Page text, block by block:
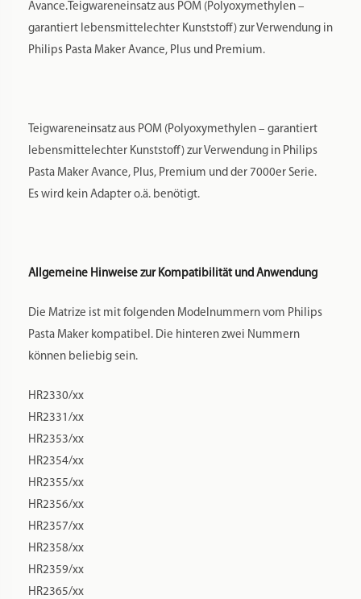
Avance.Teigwareneinsatz aus POM (Polyoxymethylen –
garantiert lebensmittelechter Kunststoff) zur Verwendung in
Philips Pasta Maker Avance, Plus und Premium.
Teigwareneinsatz aus POM (Polyoxymethylen – garantiert
lebensmittelechter Kunststoff) zur Verwendung in Philips
Pasta Maker Avance, Plus, Premium und der 7000er Serie.
Es wird kein Adapter o.ä. benötigt.
Allgemeine Hinweise zur Kompatibilität und Anwendung
Die Matrize ist mit folgenden Modelnummern vom Philips
Pasta Maker kompatibel. Die hinteren zwei Nummern
können beliebig sein.
HR2330/xx
HR2331/xx
HR2353/xx
HR2354/xx
HR2355/xx
HR2356/xx
HR2357/xx
HR2358/xx
HR2359/xx
HR2365/xx